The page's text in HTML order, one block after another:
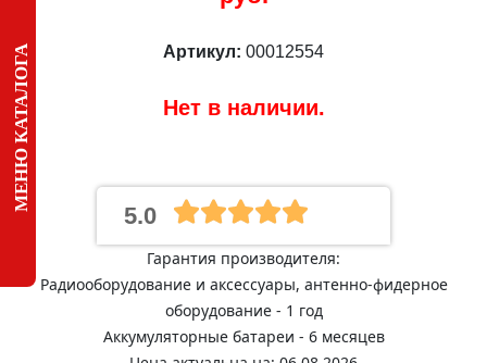
МЕНЮ КАТАЛОГА Артикул: 00012554
Нет в наличии.
5.0
Гарантия производителя:
Радиооборудование и аксессуары, антенно-фидерное
оборудование - 1 год
Аккумуляторные батареи - 6 месяцев